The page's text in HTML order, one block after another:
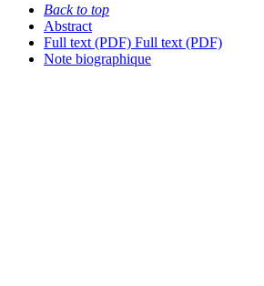
Back to top
Abstract
Full text (PDF) Full text (PDF)
Note biographique